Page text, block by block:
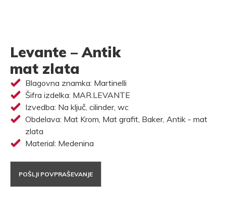
Levante – Antik
mat zlata
Blagovna znamka: Martinelli
Šifra izdelka: MAR.LEVANTE
Izvedba: Na ključ, cilinder, wc
Obdelava: Mat Krom, Mat grafit, Baker, Antik - mat
zlata
Material: Medenina
POŠLJI POVPRAŠEVANJE